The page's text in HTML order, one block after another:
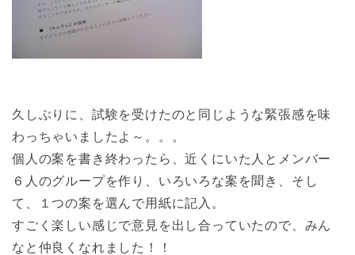
久しぶりに、試験を受けたのと同じような緊張感を味
わっちゃいましたよ～。。。
個人の案を書き終わったら、近くにいた人とメンバー
６人のグループを作り、いろいろな案を聞き、そし
て、１つの案を選んで用紙に記入。
すごく楽しい感じで意見を出し合っていたので、みん
なと仲良くなれました！！